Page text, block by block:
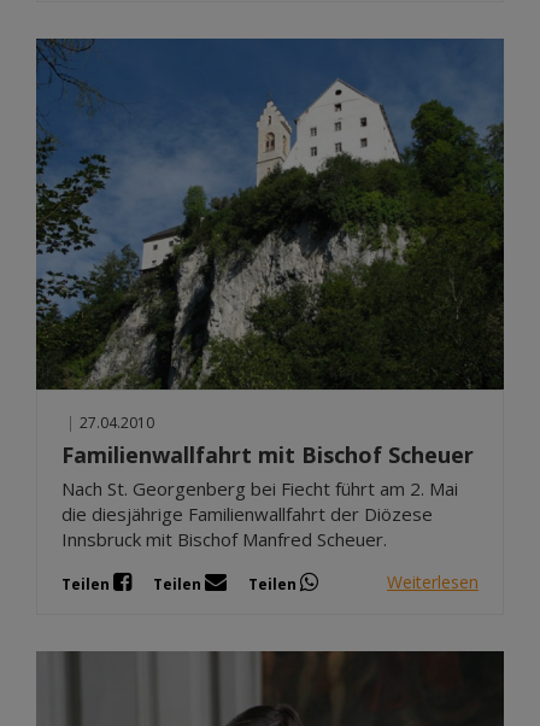
| 27.04.2010
Familienwallfahrt mit Bischof Scheuer
Nach St. Georgenberg bei Fiecht führt am 2. Mai
die diesjährige Familienwallfahrt der Diözese
Innsbruck mit Bischof Manfred Scheuer.
Teilen Teilen Teilen Weiterlesen